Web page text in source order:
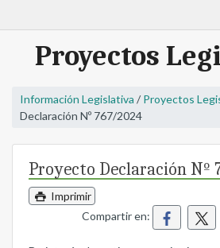
Proyectos
Información Legislativa / Proyectos
Declaración Nº 767/2024
Proyecto Declaración Nº
Imprimir
Compartir en: